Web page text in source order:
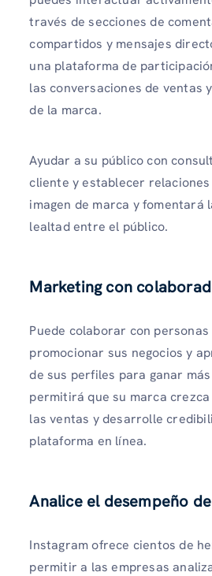
través de secciones de
compartidos y mensajes
una plataforma de
las conversaciones de ventas
de la marca.
Ayudar a su público con
cliente y establecer
imagen de marca y fomentará
lealtad entre el público.
Marketing con
Puede colaborar con
promocionar sus negocios y
de sus perfiles para ganar
permitirá que su marca
las ventas y desarrolle
plataforma en línea.
Analice el desempeño
Instagram ofrece cientos de
permitir a las empresas